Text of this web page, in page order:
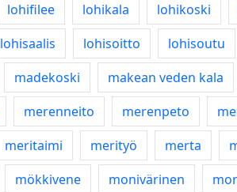
lohifilee lohikala lohikoski
lohisaalis lohisoitto lohisoutu
madekoski makean veden kala
merenneito merenpeto
meritaimi merityö merta
mökkivene monivärinen